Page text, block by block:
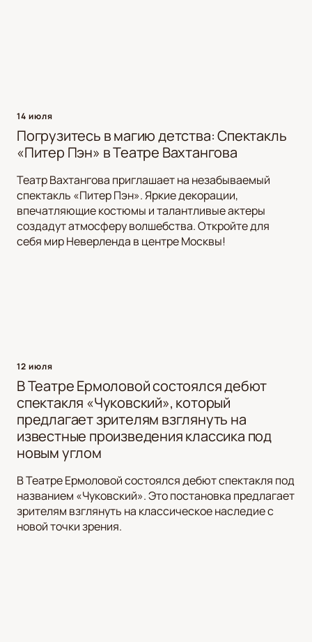
14 июля
Погрузитесь в магию детства: Спектакль
«Питер Пэн» в Театре Вахтангова
Театр Вахтангова приглашает на незабываемый
спектакль «Питер Пэн». Яркие декорации,
впечатляющие костюмы и талантливые актеры
создадут атмосферу волшебства. Откройте для
себя мир Неверленда в центре Москвы!
12 июля
В Театре Ермоловой состоялся дебют
спектакля «Чуковский», который
предлагает зрителям взглянуть на
известные произведения классика под
новым углом
В Театре Ермоловой состоялся дебют спектакля под
названием «Чуковский». Это постановка предлагает
зрителям взглянуть на классическое наследие с
новой точки зрения.